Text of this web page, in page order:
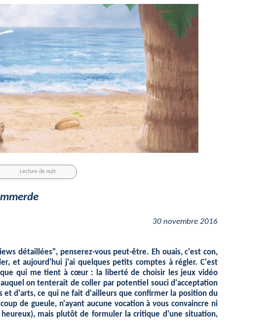
30 novembre 2016
détaillées", penserez-vous peut-être. Eh ouais, c'est con,
et aujourd'hui j'ai quelques petits comptes à régler. C'est
qui me tient à cœur : la liberté de choisir les jeux vidéo
on tenterait de coller par potentiel souci d'acceptation
d'arts, ce qui ne fait d'ailleurs que confirmer la position du
de gueule, n'ayant aucune vocation à vous convaincre ni
mais plutôt de formuler la critique d'une situation,